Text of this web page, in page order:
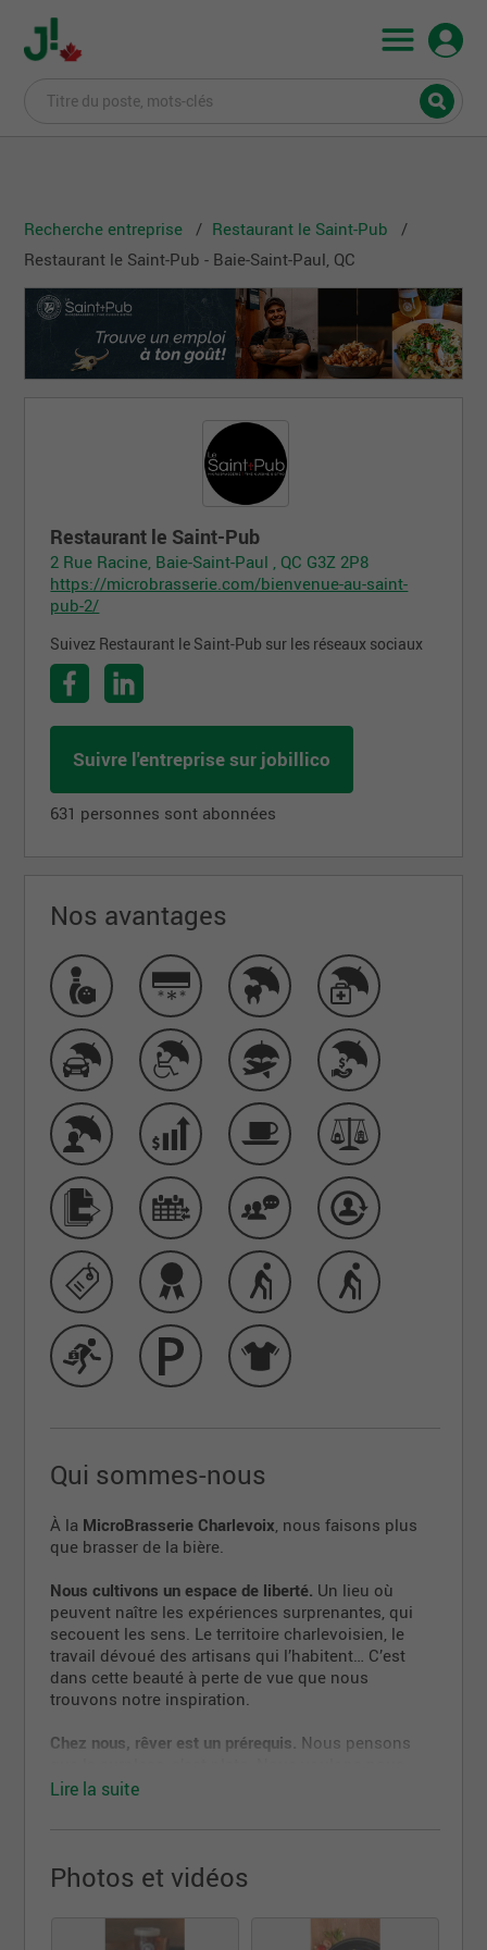
Recherche entreprise
Restaurant le Saint-Pub
Restaurant le Saint-Pub - Baie-Saint-Paul, QC
Restaurant le Saint-Pub
2 Rue Racine, Baie-Saint-Paul , QC G3Z 2P8
https://microbrasserie.com/bienvenue-au-saint-
pub-2/
Suivez Restaurant le Saint-Pub sur les réseaux sociaux
Suivre l'entreprise sur jobillico
631 personnes sont abonnées
Nos avantages
Qui sommes-nous
À la MicroBrasserie Charlevoix , nous faisons plus
que brasser de la bière.
Nous cultivons un espace de liberté. Un lieu où
peuvent naître les expériences surprenantes, qui
secouent les sens. Le territoire charlevoisien, le
travail dévoué des artisans qui l’habitent… C’est
dans cette beauté à perte de vue que nous
trouvons notre inspiration.
Chez nous, rêver est un prérequis. Nous pensons
dépasser. Élargir le champ des possibles. Convier
rencontres inattendues!
La bière, une histoire de passion
Lire la suite
Photos et vidéos